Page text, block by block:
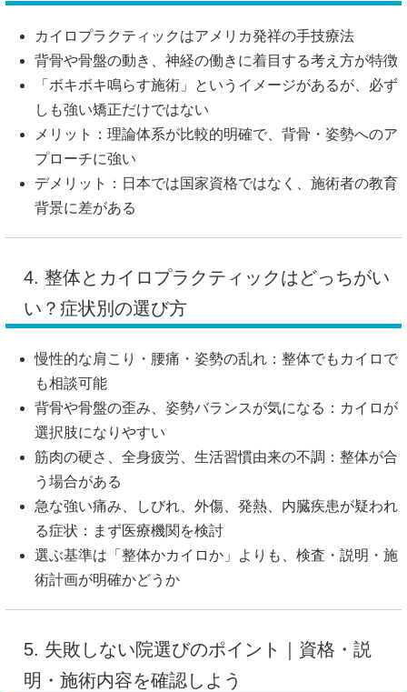
カイロプラクティックはアメリカ発祥の手技療法
背骨や骨盤の動き、神経の働きに着目する考え方が特徴
「ボキボキ鳴らす施術」というイメージがあるが、必ず
しも強い矯正だけではない
メリット：理論体系が比較的明確で、背骨・姿勢へのア
プローチに強い
デメリット：日本では国家資格ではなく、施術者の教育
背景に差がある
4. 整体とカイロプラクティックはどっちがい
い？症状別の選び方
慢性的な肩こり・腰痛・姿勢の乱れ：整体でもカイロで
も相談可能
背骨や骨盤の歪み、姿勢バランスが気になる：カイロが
選択肢になりやすい
筋肉の硬さ、全身疲労、生活習慣由来の不調：整体が合
う場合がある
急な強い痛み、しびれ、外傷、発熱、内臓疾患が疑われ
る症状：まず医療機関を検討
選ぶ基準は「整体かカイロか」よりも、検査・説明・施
術計画が明確かどうか
5. 失敗しない院選びのポイント｜資格・説
明・施術内容を確認しよう